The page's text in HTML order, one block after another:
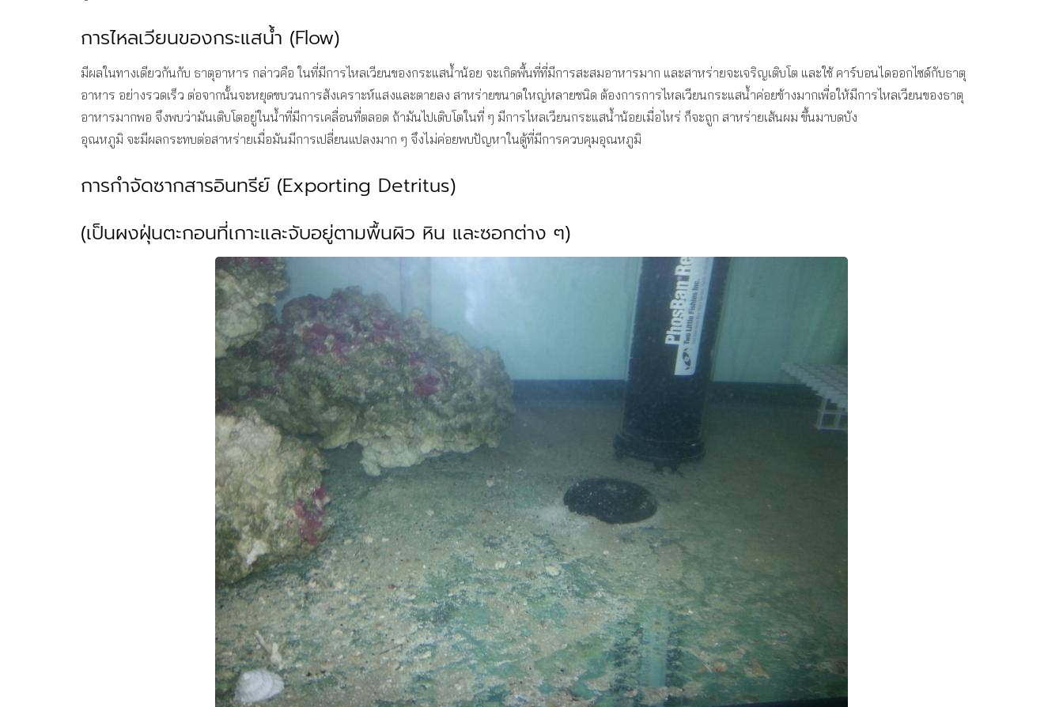
การไหลเวียนของกระแสน้ำ (Flow)
มีผลในทางเดียวกันกับ ธาตุอาหาร กล่าวคือ ในที่มีการไหลเวียนของกระแสน้ำน้อย จะเกิดพื้นที่ที่มีการสะสมอาหารมาก และสาหร่ายจะเจริญเติบโต และใช้ คาร์บอนไดออกไซด์กับธาตุ
อาหาร อย่างรวดเร็ว ต่อจากนั้นจะหยุดขบวนการสังเคราะห์แสงและตายลง สาหร่ายขนาดใหญ่หลายชนิด ต้องการการไหลเวียนกระแสน้ำค่อยข้างมากเพื่อให้มีการไหลเวียนของธาตุ
อาหารมากพอ จึงพบว่ามันเติบโตอยู่ในน้ำที่มีการเคลื่อนที่ตลอด ถ้ามันไปเติบโตในที่ ๆ มีการไหลเวียนกระแสน้ำน้อยเมื่อไหร่ ก็จะถูก สาหร่ายเส้นผม ขึ้นมาบดบัง
อุณหภูมิ จะมีผลกระทบต่อสาหร่ายเมื่อมันมีการเปลี่ยนแปลงมาก ๆ จึงไม่ค่อยพบปัญหาในตู้ที่มีการควบคุมอุณหภูมิ
การกำจัดซากสารอินทรีย์ (Exporting Detritus)
(เป็นผงฝุ่นตะกอนที่เกาะและจับอยู่ตามพื้นผิว หิน และซอกต่าง ๆ)